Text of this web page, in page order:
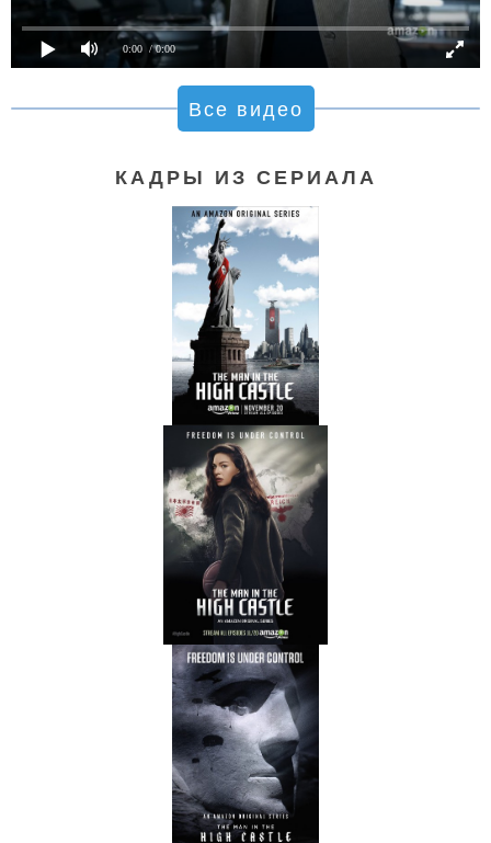
0:00 / 0:00
Все видео
КАДРЫ ИЗ СЕРИАЛА